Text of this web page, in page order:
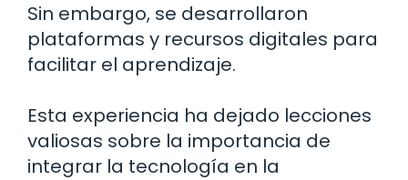
Sin embargo, se desarrollaron
plataformas y recursos digitales para
facilitar el aprendizaje.
Esta experiencia ha dejado lecciones
valiosas sobre la importancia de
integrar la tecnología en la